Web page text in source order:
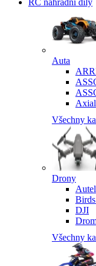
RC náhradní díly
Auta
Axial
Všechny
Drony
Autel
DJI
Všechny